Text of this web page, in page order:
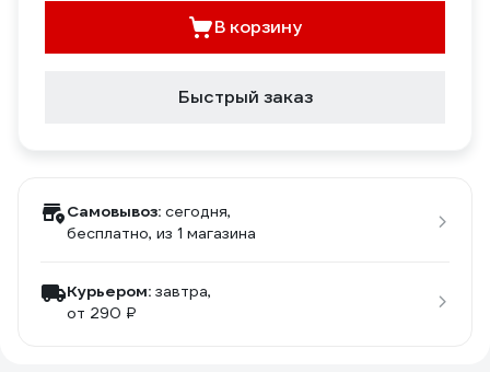
В корзину
Быстрый заказ
Самовывоз: сегодня,
бесплатно, из 1 магазина
Курьером: завтра,
от 290 ₽